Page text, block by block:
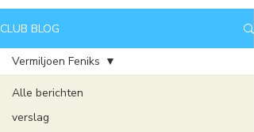
CLUB BLOG
Alle berichten
verslag
Vermiljoen Feniks